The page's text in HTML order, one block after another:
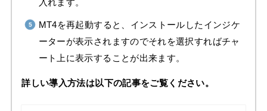
入れます。
MT4を再起動すると、インストールしたインジケ
ーターが表示されますのでそれを選択すればチャ
ート上に表示することが出来ます。
詳しい導入方法は以下の記事をご覧ください。